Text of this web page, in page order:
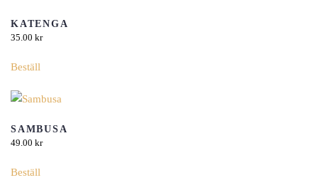
KATENGA
35.00 kr
Beställ
SAMBUSA
49.00 kr
Beställ